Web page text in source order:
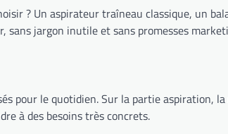
? Un aspirateur traîneau classique, un
jargon inutile et sans promesses
pour le quotidien. Sur la partie aspiration,
à des besoins très concrets.